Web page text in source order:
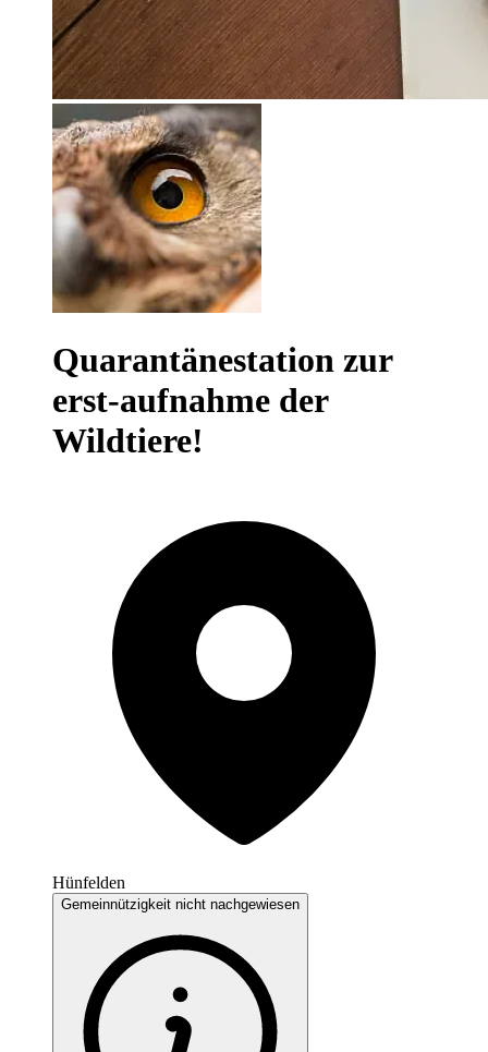
Quarantänestation zur
erst-aufnahme der
Wildtiere!
Hünfelden
Gemeinnützigkeit nicht nachgewiesen